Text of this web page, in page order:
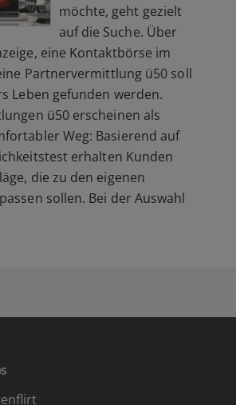
möchte, geht gezielt
auf die Suche. Über
eine Kontaktbörse im
Partnervermittlung ü50 soll
Leben gefunden werden.
ü50 erscheinen als
Weg: Basierend auf
erhalten Kunden
die zu den eigenen
sollen. Bei der Auswahl